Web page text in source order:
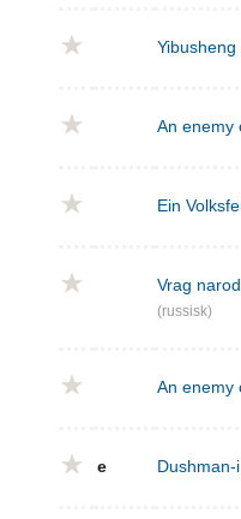
Yibusheng
An enemy
Ein
Vrag
(russisk)
An enemy
e Dushman-